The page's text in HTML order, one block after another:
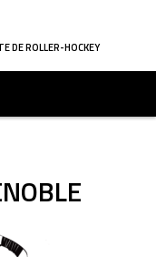
DE ROLLER-HOCKEY